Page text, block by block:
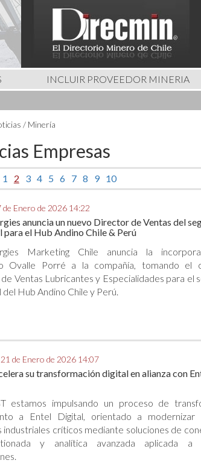
INCLUIR PROVEEDOR MINERIA
/ Minería
Empresas
1 2 3 4 5 6 7 8 9 10
Enero de 2026 14:22
anuncia un nuevo Director de Ventas del
para el Hub Andino Chile & Perú
Marketing Chile anuncia la
Ovalle Porré a la compañía, tomando el
Ventas Lubricantes y Especialidades para el
del Hub Andino Chile y Perú.
de Enero de 2026 14:07
su transformación digital en alianza con
estamos impulsando un proceso de
a Entel Digital, orientado a modernizar
industriales críticos mediante soluciones de
y analítica avanzada aplicada a